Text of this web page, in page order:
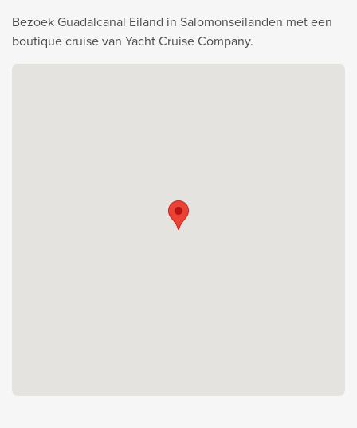
Bezoek Guadalcanal Eiland in Salomonseilanden met een
boutique cruise van Yacht Cruise Company.